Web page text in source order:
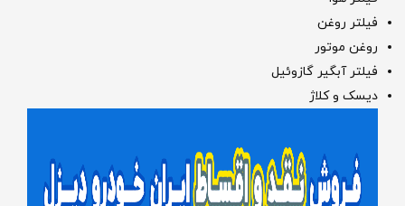
فیلتر روغن
روغن موتور
فیلتر آبگیر گازوئیل
دیسک و کلاژ